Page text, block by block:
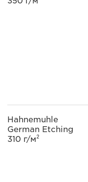
Hahnemuhle
German Etching
310 г/м²